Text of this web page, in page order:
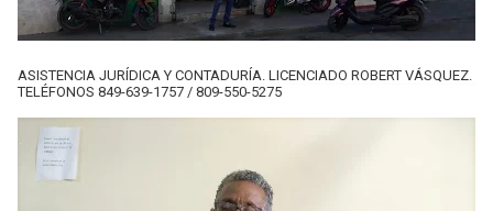
ASISTENCIA JURÍDICA Y CONTADURÍA. LICENCIADO ROBERT VÁSQUEZ.
TELÉFONOS 849-639-1757 / 809-550-5275